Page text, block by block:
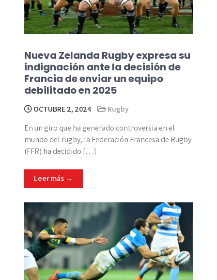
Nueva Zelanda Rugby expresa su
indignación ante la decisión de
Francia de enviar un equipo
debilitado en 2025
OCTUBRE 2, 2024
Rugby
En un giro que ha generado controversia en el
mundo del rugby, la Federación Francesa de Rugby
(FFR) ha decidido […]
Leer más →